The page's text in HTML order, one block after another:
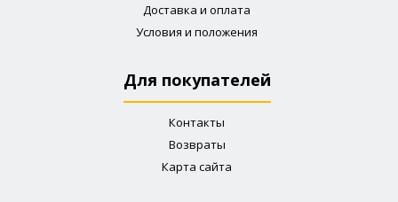
Доставка и оплата
Условия и положения
Для покупателей
Контакты
Возвраты
Карта сайта